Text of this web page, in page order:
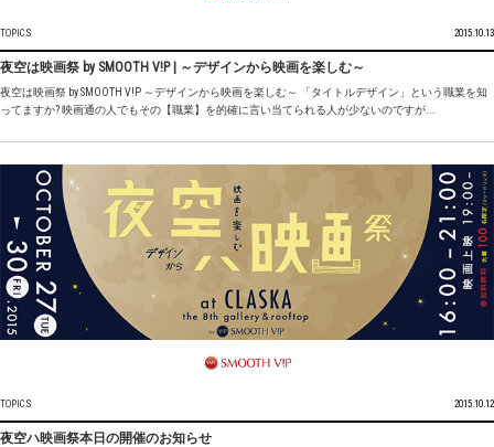
TOPICS 2015.10.13
夜空は映画祭 by SMOOTH V!P | ～デザインから映画を楽しむ～
夜空は映画祭 by SMOOTH V!P ～デザインから映画を楽しむ～ 「タイトルデザイン」という職業を知
ってますか? 映画通の人でもその【職業】を的確に言い当てられる人が少ないのですが...
TOPICS 2015.10.12
夜空ハ映画祭本日の開催のお知らせ